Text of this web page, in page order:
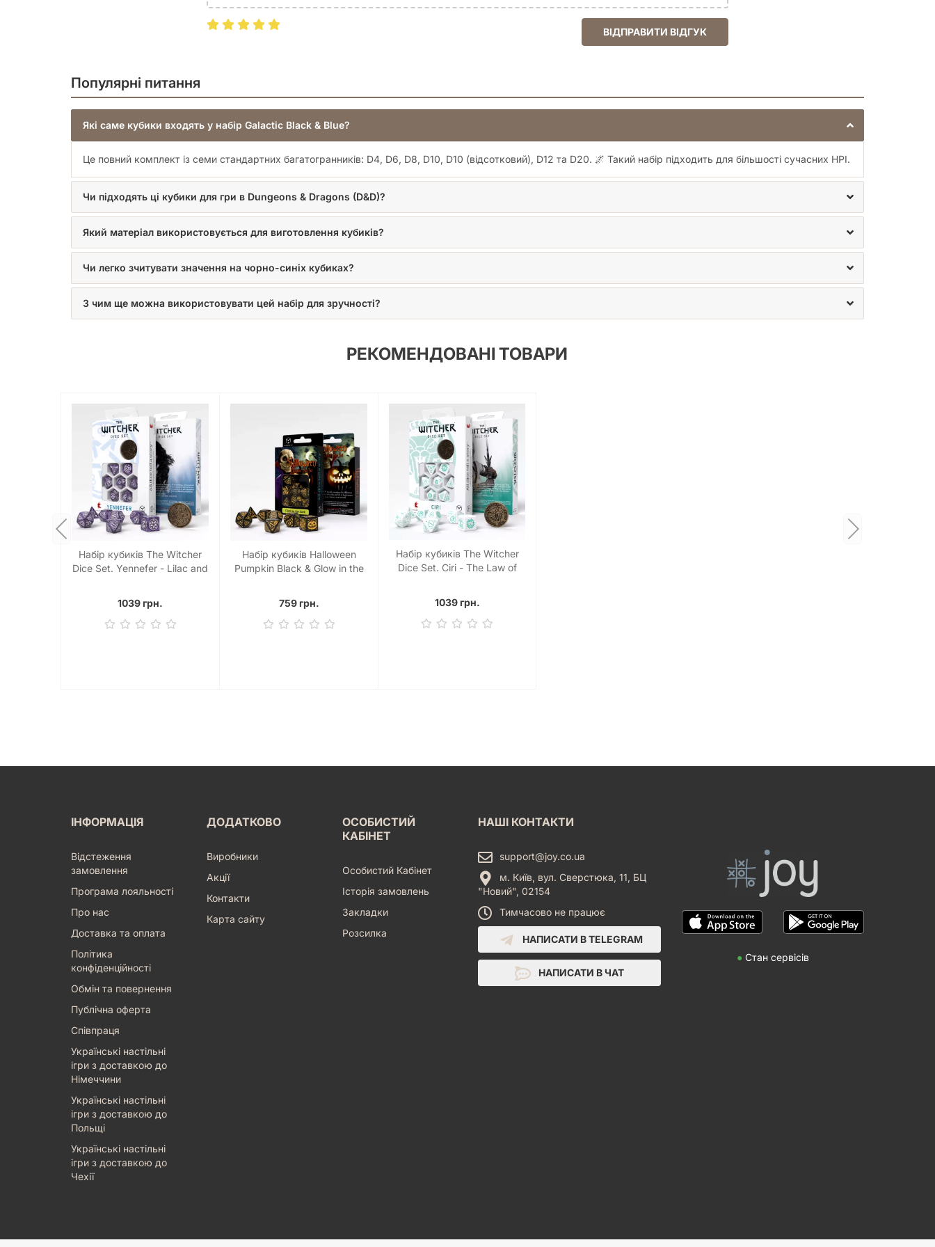
чудовим доповненням до вашого ігрового простору, віддзеркалюючи вашу пристрасть до
та фентезійних світів.
та інших аксесуарів для ваших улюбленихнастільних рольових ігор
ВІДПРАВИТИ ВІДГУК
Популярні питання
Які саме кубики входять у набір Galactic Black & Blue?
Це повний комплект із семи стандартних багатогранників: D4, D6, D8, D10, D10 (відсотковий), D12 та D20. 🌌 Такий набір підходить для більшості сучасних НРІ.
Чи підходять ці кубики для гри в Dungeons & Dragons (D&D)?
Який матеріал використовується для виготовлення кубиків?
Чи легко зчитувати значення на чорно-синіх кубиках?
З чим ще можна використовувати цей набір для зручності?
РЕКОМЕНДОВАНІ ТОВАРИ
Набір кубиків The Witcher
Dice Set. Yennefer - Lilac and
1039 грн.
Набір кубиків Halloween
Pumpkin Black & Glow in the
759 грн.
Набір кубиків The Witcher
Dice Set. Ciri - The Law of
1039 грн.
ІНФОРМАЦІЯ
Відстеження
замовлення
Програма лояльності
Про нас
Доставка та оплата
Політика
конфіденційності
Обмін та повернення
Публічна оферта
Співпраця
Українські настільні
ігри з доставкою до
Німеччини
Українські настільні
ігри з доставкою до
Польщі
Українські настільні
ігри з доставкою до
Чехії
ДОДАТКОВО
Виробники
Акції
Контакти
Карта сайту
ОСОБИСТИЙ
КАБІНЕТ
Особистий Кабінет
Історія замовлень
Закладки
Розсилка
НАШІ КОНТАКТИ
support@joy.co.ua
м. Київ, вул. Сверстюка, 11, БЦ
"Новий", 02154
Тимчасово не працює
НАПИСАТИ В TELEGRAM
НАПИСАТИ В ЧАТ
● Стан сервісів